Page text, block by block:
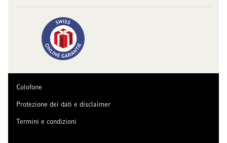
Colofone
Protezione dei dati e disclaimer
Termini e condizioni